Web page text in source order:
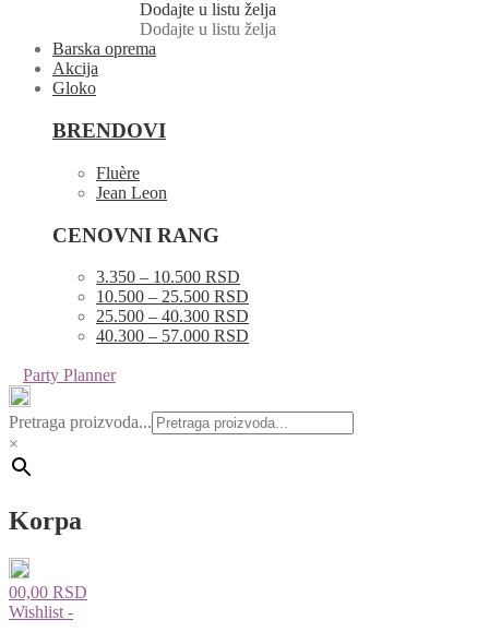
Dodajte u listu želja
Dodajte u listu želja
Barska oprema
Akcija
Gloko
BRENDOVI
Fluère
Jean Leon
CENOVNI RANG
3.350 – 10.500 RSD
10.500 – 25.500 RSD
25.500 – 40.300 RSD
40.300 – 57.000 RSD
Party Planner
Pretraga proizvoda...
×
Korpa
00,00 RSD
Wishlist -